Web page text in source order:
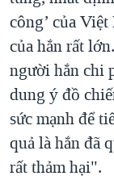
công’ của
của hắn rất
người hắn chi
dung ý đồ
sức mạnh để
quả là hắn đã
rất thảm hại".